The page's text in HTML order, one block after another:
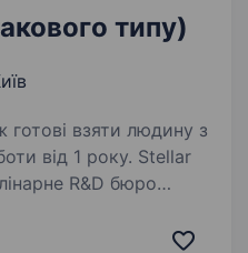
типу)
готові взяти людину з
1 року. Stellar
R&D бюро